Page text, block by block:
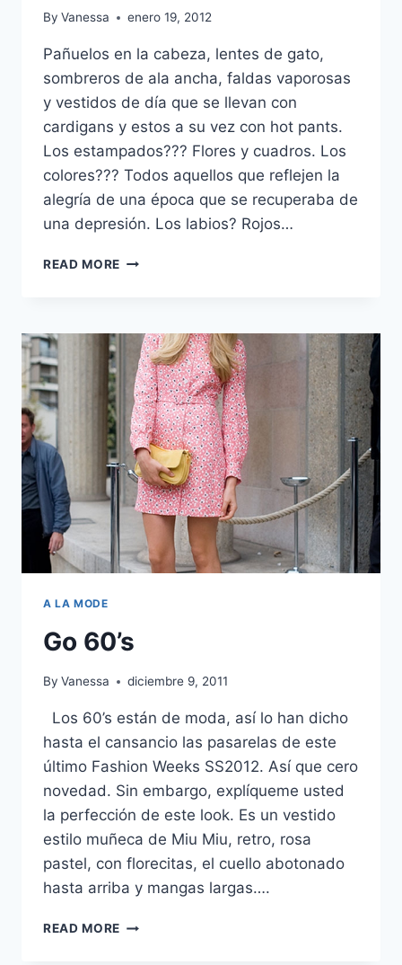
By Vanessa enero 19, 2012
Pañuelos en la cabeza, lentes de gato,
sombreros de ala ancha, faldas vaporosas
y vestidos de día que se llevan con
cardigans y estos a su vez con hot pants.
Los estampados??? Flores y cuadros. Los
colores??? Todos aquellos que reflejen la
alegría de una época que se recuperaba de
una depresión. Los labios? Rojos…
READ MORE GO
PARTE
A LA MODE
Go 60’s
By Vanessa diciembre 9, 2011
Los 60’s están de moda, así lo han dicho
hasta el cansancio las pasarelas de este
último Fashion Weeks SS2012. Así que cero
novedad. Sin embargo, explíqueme usted
la perfección de este look. Es un vestido
estilo muñeca de Miu Miu, retro, rosa
pastel, con florecitas, el cuello abotonado
hasta arriba y mangas largas….
READ MORE GO